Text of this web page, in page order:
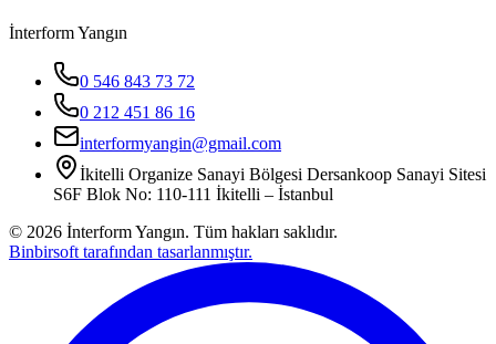
İnterform Yangın
0 546 843 73 72
0 212 451 86 16
interformyangin@gmail.com
İkitelli Organize Sanayi Bölgesi Dersankoop Sanayi Sitesi
S6F Blok No: 110-111 İkitelli – İstanbul
© 2026 İnterform Yangın. Tüm hakları saklıdır.
Binbirsoft tarafından tasarlanmıştır.